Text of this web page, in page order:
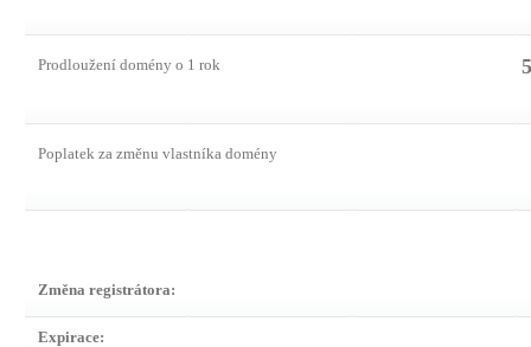
Prodloužení domény o 1 rok
Poplatek za změnu vlastníka domény
Změna registrátora:
Expirace: